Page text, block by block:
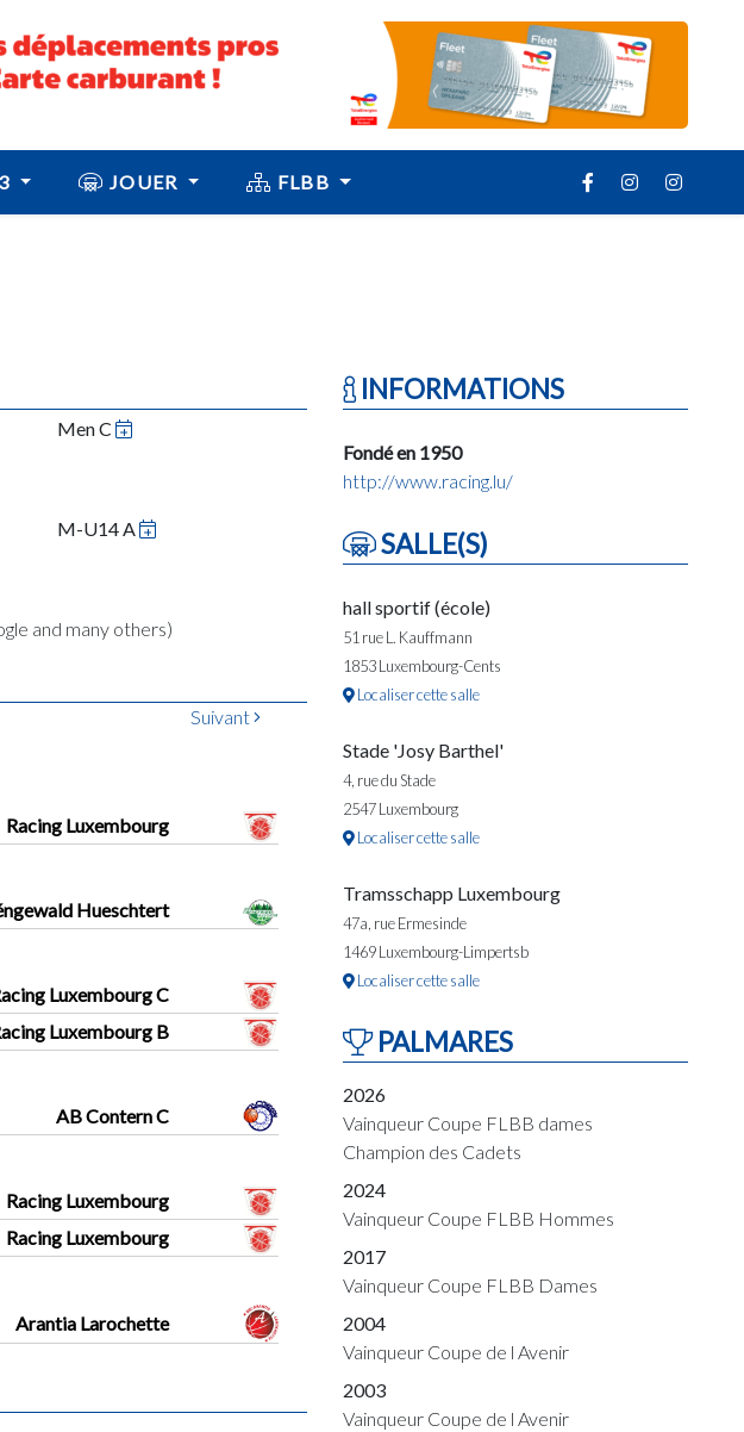
JOUER FLBB
Men C
M-U14 A
and many others)
Suivant
Racing Luxembourg
Hueschtert
Luxembourg C
Luxembourg B
AB Contern C
Racing Luxembourg
Racing Luxembourg
Arantia Larochette
INFORMATIONS
Fondé en 1950
http://www.racing.lu/
SALLE(S)
hall sportif (école)
51 rue L. Kauffmann
1853 Luxembourg-Cents
Localiser cette salle
Stade 'Josy Barthel'
4, rue du Stade
2547 Luxembourg
Localiser cette salle
Tramsschapp Luxembourg
47a, rue Ermesinde
1469 Luxembourg-Limpertsb
Localiser cette salle
PALMARES
2026
Vainqueur Coupe FLBB dames
Champion des Cadets
2024
Vainqueur Coupe FLBB Hommes
2017
Vainqueur Coupe FLBB Dames
2004
Vainqueur Coupe de l Avenir
2003
Vainqueur Coupe de l Avenir